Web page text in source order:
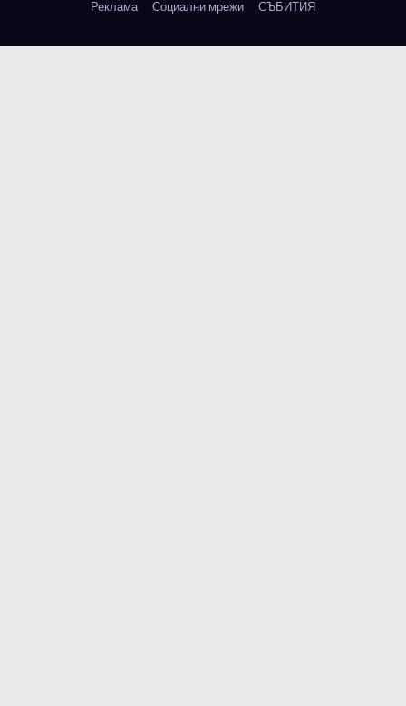
Реклама
Социални мрежи СЪБИТИЯ